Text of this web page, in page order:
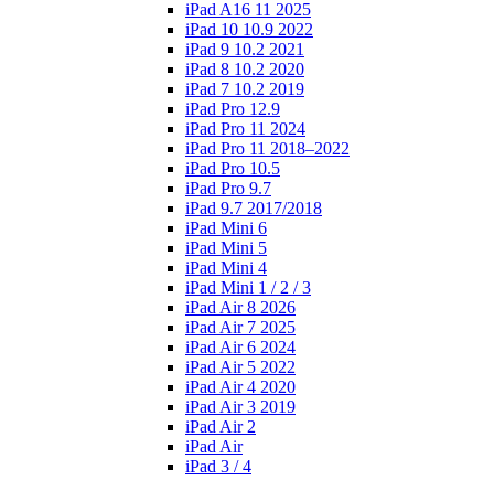
iPad A16 11 2025
iPad 10 10.9 2022
iPad 9 10.2 2021
iPad 8 10.2 2020
iPad 7 10.2 2019
iPad Pro 12.9
iPad Pro 11 2024
iPad Pro 11 2018–2022
iPad Pro 10.5
iPad Pro 9.7
iPad 9.7 2017/2018
iPad Mini 6
iPad Mini 5
iPad Mini 4
iPad Mini 1 / 2 / 3
iPad Air 8 2026
iPad Air 7 2025
iPad Air 6 2024
iPad Air 5 2022
iPad Air 4 2020
iPad Air 3 2019
iPad Air 2
iPad Air
iPad 3 / 4